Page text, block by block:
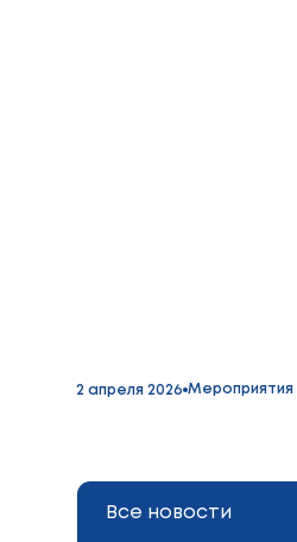
2 апреля 2026 Мероприятия
Все новости